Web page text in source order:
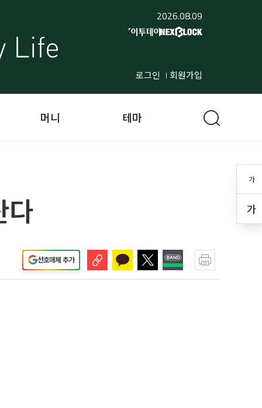
2026.08.09
로그인 회원가입
가
가
머니 테마
다
선호매체 추가